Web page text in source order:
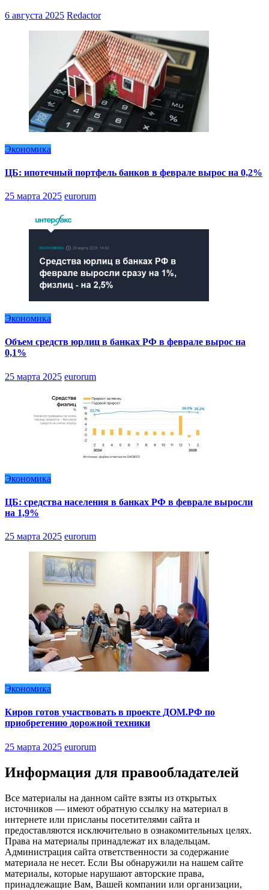
6 августа 2025 Redactor
Экономика
ЦБ: ипотечный портфель банков в феврале вырос на 0,2%
25 марта 2025 eurorum
Экономика
Объем средств юрлиц в банках РФ в феврале вырос на
0,1%
25 марта 2025 eurorum
Экономика
ЦБ: средства населения в банках РФ в феврале выросли
на 1,9%
25 марта 2025 eurorum
Экономика
Киров готов участвовать в проекте ДОМ.РФ по
приобретению дорожной техники
25 марта 2025 eurorum
Информация для правообладателей
Все материалы на данном сайте взяты из открытых
источников — имеют обратную ссылку на материал в
интернете или присланы посетителями сайта и
предоставляются исключительно в ознакомительных целях.
Права на материалы принадлежат их владельцам.
Администрация сайта ответственности за содержание
материала не несет. Если Вы обнаружили на нашем сайте
материалы, которые нарушают авторские права,
принадлежащие Вам, Вашей компании или организации,